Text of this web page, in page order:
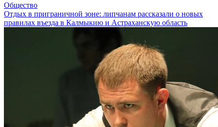
Общество
Отдых в приграничной зоне: липчанам рассказали о новых
правилах въезда в Калмыкию и Астраханскую область